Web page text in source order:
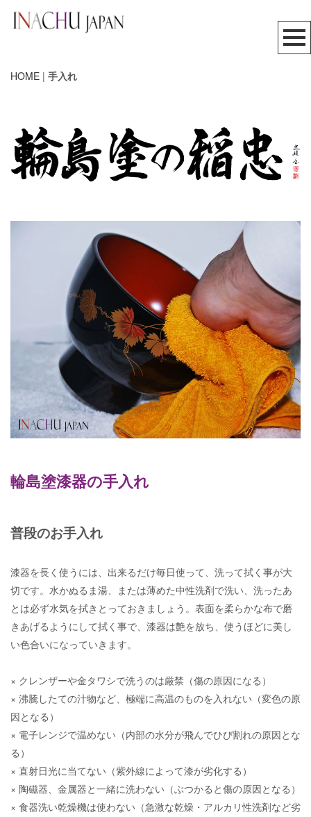
HOME | 手入れ
輪島塗漆器の手入れ
普段のお手入れ
漆器を長く使うには、出来るだけ毎日使って、洗って拭く事が大
切です。水かぬるま湯、または薄めた中性洗剤で洗い、洗ったあ
とは必ず水気を拭きとっておきましょう。表面を柔らかな布で磨
きあげるようにして拭く事で、漆器は艶を放ち、使うほどに美し
い色合いになっていきます。
× クレンザーや金タワシで洗うのは厳禁（傷の原因になる）
× 沸騰したての汁物など、極端に高温のものを入れない（変色の原
因となる）
× 電子レンジで温めない（内部の水分が飛んでひび割れの原因とな
る）
× 直射日光に当てない（紫外線によって漆が劣化する）
× 陶磁器、金属器と一緒に洗わない（ぶつかると傷の原因となる）
× 食器洗い乾燥機は使わない（急激な乾燥・アルカリ性洗剤など劣